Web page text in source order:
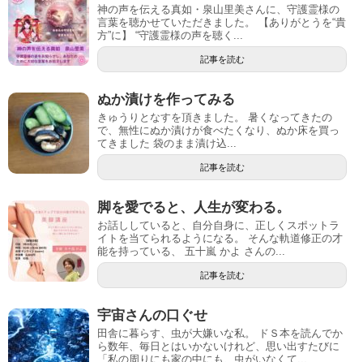
神の声を伝える真如・泉山里美さんに、守護霊様の
言葉を聴かせていただきました。 【ありがとうを“貴
方”に】 “守護霊様の声を聴く...
記事を読む
ぬか漬けを作ってみる
きゅうりとなすを頂きました。 暑くなってきたの
で、無性にぬか漬けが食べたくなり、ぬか床を買っ
てきました 袋のまま漬け込...
記事を読む
脚を愛でると、人生が変わる。
お話ししていると、自分自身に、正しくスポットラ
イトを当てられるようになる。 そんな軌道修正の才
能を持っている、 五十嵐 かよ さんの...
記事を読む
宇宙さんの口ぐせ
田舎に暮らす、虫が大嫌いな私。 ドＳ本を読んでか
ら数年、毎日とはいかないけれど、思い出すたびに
「私の周りにも家の中にも、虫がいなくて...